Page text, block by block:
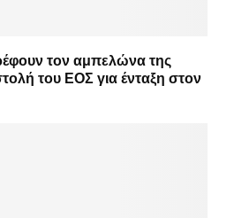
τον αμπελώνα της
του ΕΟΣ για ένταξη στον